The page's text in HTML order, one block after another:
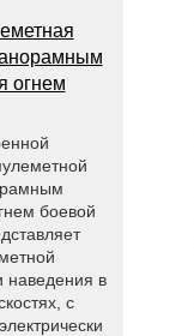
огнем
боевой
наведения в
с